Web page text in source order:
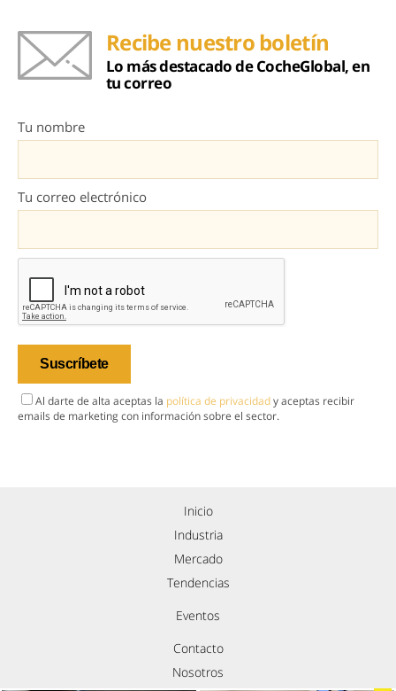
Recibe nuestro boletín
Lo más destacado de CocheGlobal, en
tu correo
Tu nombre
Tu correo electrónico
Al darte de alta aceptas la política de privacidady aceptas recibir
emails de marketing con información sobre el sector.
Inicio
Industria
Mercado
Tendencias
Eventos
Contacto
Nosotros